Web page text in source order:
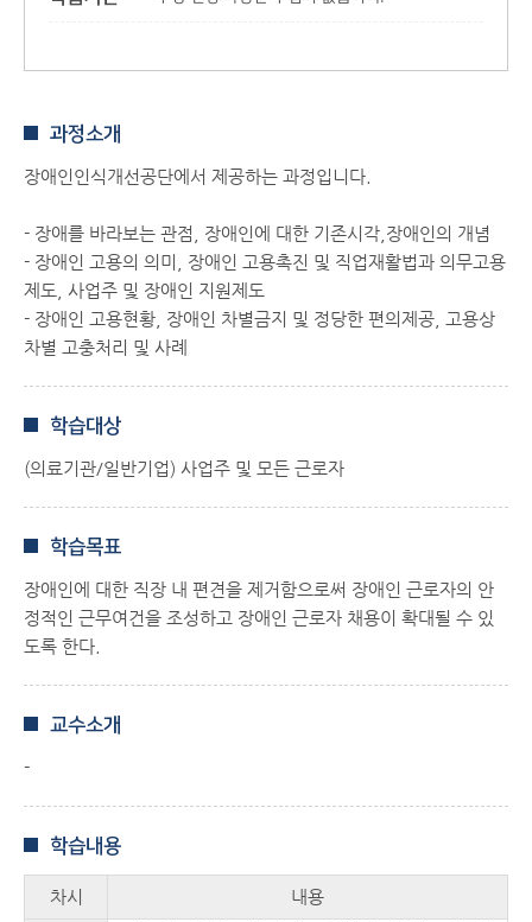
과정소개
장애인인식개선공단에서 제공하는 과정입니다.
- 장애를 바라보는 관점, 장애인에 대한 기존시각,장애인의 개념
- 장애인 고용의 의미, 장애인 고용촉진 및 직업재활법과 의무고용
제도, 사업주 및 장애인 지원제도
- 장애인 고용현황, 장애인 차별금지 및 정당한 편의제공, 고용상
차별 고충처리 및 사례​
학습대상
(의료기관/일반기업) 사업주 및 모든 근로자
학습목표
장애인에 대한 직장 내 편견을 제거함으로써 장애인 근로자의 안
정적인 근무여건을 조성하고 장애인 근로자 채용이 확대될 수 있
도록​ 한다.
교수소개
-
학습내용
차시 내용